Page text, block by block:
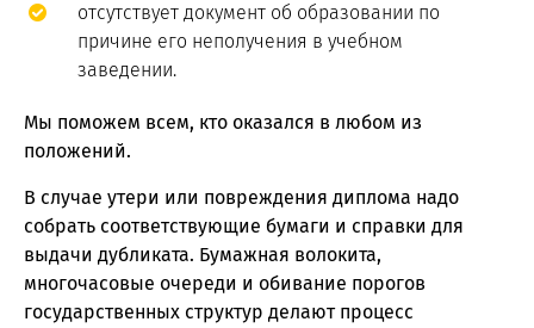
отсутствует документ об образовании по
причине его неполучения в учебном
заведении.
Мы поможем всем, кто оказался в любом из
положений.
В случае утери или повреждения диплома надо
собрать соответствующие бумаги и справки для
выдачи дубликата. Бумажная волокита,
многочасовые очереди и обивание порогов
государственных структур делают процесс